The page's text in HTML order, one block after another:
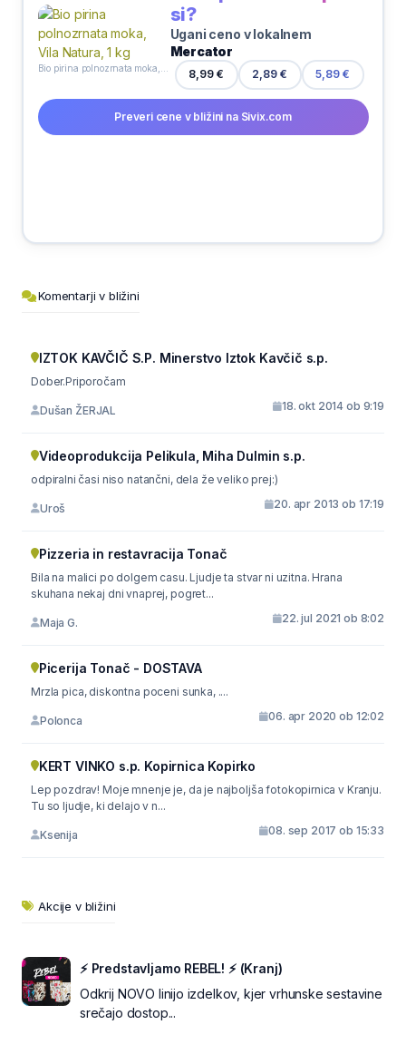
si?
Ugani ceno v lokalnem
Mercator
8,99 € 2,89 € 5,89 €
Preveri cene v bližini na Sivix.com
Komentarji v bližini
IZTOK KAVČIČ S.P. Minerstvo Iztok Kavčič s.p.
Dober.Priporočam
Dušan ŽERJAL 18. okt 2014 ob 9:19
Videoprodukcija Pelikula, Miha Dulmin s.p.
odpiralni časi niso natančni, dela že veliko prej:)
Uroš 20. apr 2013 ob 17:19
Pizzeria in restavracija Tonač
Bila na malici po dolgem casu. Ljudje ta stvar ni uzitna. Hrana
skuhana nekaj dni vnaprej, pogret...
Maja G. 22. jul 2021 ob 8:02
Picerija Tonač - DOSTAVA
Mrzla pica, diskontna poceni sunka, ....
Polonca 06. apr 2020 ob 12:02
KERT VINKO s.p. Kopirnica Kopirko
Lep pozdrav! Moje mnenje je, da je najboljša fotokopirnica v Kranju.
Tu so ljudje, ki delajo v n...
Ksenija 08. sep 2017 ob 15:33
Akcije v bližini
⚡ Predstavljamo REBEL! ⚡ (Kranj)
Odkrij NOVO linijo izdelkov, kjer vrhunske sestavine
srečajo dostop...